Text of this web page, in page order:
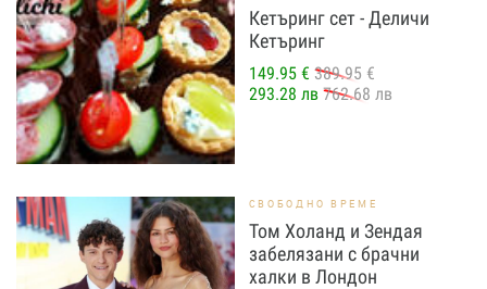
Кетъринг сет - Деличи
Кетъринг
149.95 € 389.95 €
293.28 лв 762.68 лв
СВОБОДНО ВРЕМЕ
Том Холанд и Зендая
забелязани с брачни
халки в Лондон